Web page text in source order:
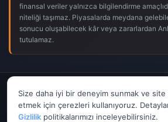
finansal veriler yalnızca bilgilendirme
niteliği taşımaz. Piyasalarda meydana
sonucu oluşabilecek kâr veya zararlardan
tutulamaz.
© 2026 AnlikDoviz.co – Tüm
𝕏 f ▶
Size daha iyi bir deneyim sunmak ve
etmek için çerezleri kullanıyoruz.
Gizlilik politikalarımızı inceleyebilirsiniz.